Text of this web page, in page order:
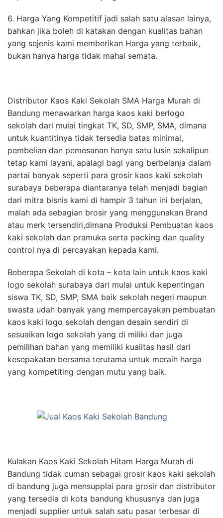
6. Harga Yang Kompetitif jadi salah satu alasan lainya,
bahkan jika boleh di katakan dengan kualitas bahan
yang sejenis kami memberikan Harga yang terbaik,
bukan hanya harga tidak mahal semata.
Distributor Kaos Kaki Sekolah SMA Harga Murah di
Bandung menawarkan harga kaos kaki berlogo
sekolah dari mulai tingkat TK, SD, SMP, SMA, dimana
untuk kuantitinya tidak tersedia batas minimal,
pembelian dan pemesanan hanya satu lusin sekalipun
tetap kami layani, apalagi bagi yang berbelanja dalam
partai banyak seperti para grosir kaos kaki sekolah
surabaya beberapa diantaranya telah menjadi bagian
dari mitra bisnis kami di hampir 3 tahun ini berjalan,
malah ada sebagian brosir yang menggunakan Brand
atau merk tersendiri,dimana Produksi Pembuatan kaos
kaki sekolah dan pramuka serta packing dan quality
control nya di percayakan kepada kami.
Beberapa Sekolah di kota – kota lain untuk kaos kaki
logo sekolah surabaya dari mulai untuk kepentingan
siswa TK, SD, SMP, SMA baik sekolah negeri maupun
swasta udah banyak yang mempercayakan pembuatan
kaos kaki logo sekolah dengan desain sendiri di
sesuaikan logo sekolah yang di miliki dan juga
pemilihan bahan yang memiliki kualitas hasil dari
kesepakatan bersama terutama untuk meraih harga
yang kompetiting dengan mutu yang baik.
Kulakan Kaos Kaki Sekolah Hitam Harga Murah di
Bandung tidak cuman sebagai grosir kaos kaki sekolah
di bandung juga mensupplai para grosir dan distributor
yang tersedia di kota bandung khususnya dan juga
menjadi supplier untuk salah satu pasar terbesar di